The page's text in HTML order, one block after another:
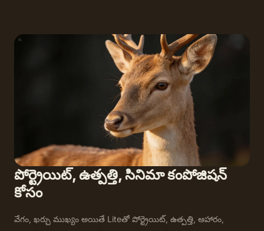
పోర్ట్రెయిట్, ఉత్పత్తి, సినిమా కంపోజిషన్
కోసం
వేగం, ఖర్చు ముఖ్యం అయితే Liteతో పోర్ట్రెయిట్, ఉత్పత్తి, ఆహారం,